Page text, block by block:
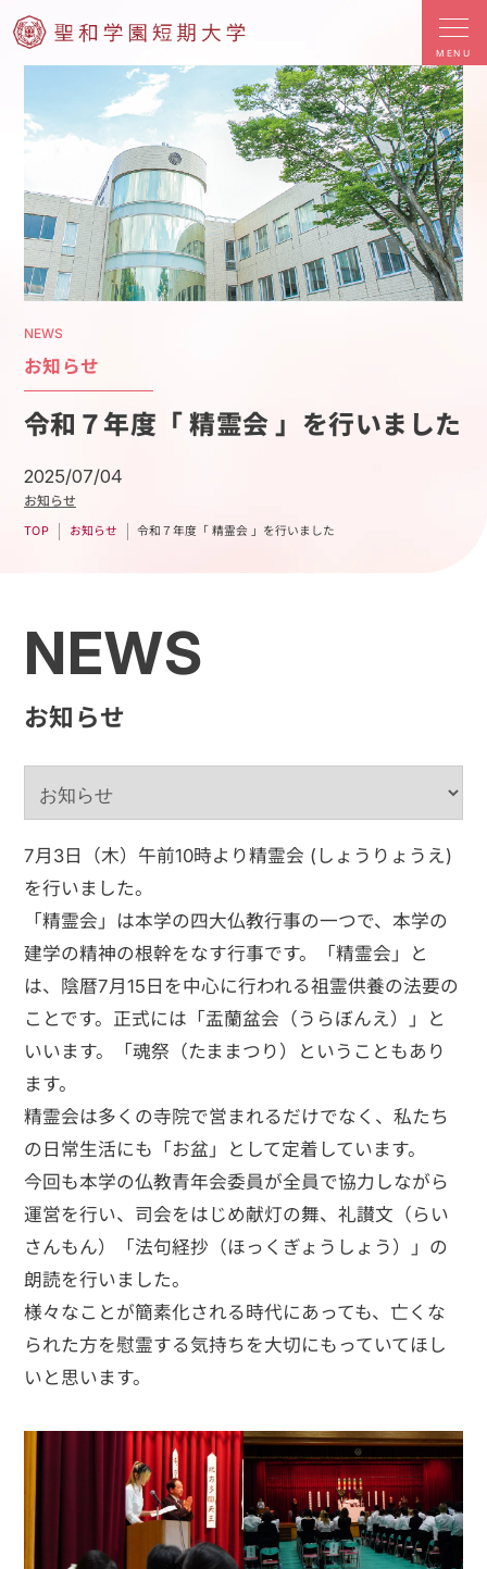
MENU
NEWS
お知らせ
令和７年度「 精霊会 」を行いました
2025/07/04
お知らせ
TOP お知らせ 令和７年度「 精霊会 」を行いました
NEWS
お知らせ
7月3日（木）午前10時より精霊会 (しょうりょうえ)
を行いました。
「精霊会」は本学の四大仏教行事の一つで、本学の
建学の精神の根幹をなす行事です。「精霊会」と
は、陰暦7月15日を中心に行われる祖霊供養の法要の
ことです。正式には「盂蘭盆会（うらぼんえ）」と
いいます。「魂祭（たままつり）ということもあり
ます。
精霊会は多くの寺院で営まれるだけでなく、私たち
の日常生活にも「お盆」として定着しています。
今回も本学の仏教青年会委員が全員で協力しながら
運営を行い、司会をはじめ献灯の舞、礼讃文（らい
さんもん）「法句経抄（ほっくぎょうしょう）」の
朗読を行いました。
様々なことが簡素化される時代にあっても、亡くな
られた方を慰霊する気持ちを大切にもっていてほし
いと思います。